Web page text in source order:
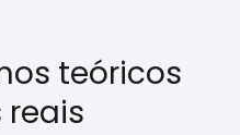
teóricos